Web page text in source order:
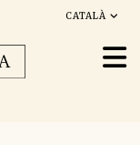
CATALÀ